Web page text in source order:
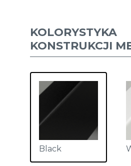
KOLORYSTYKA
KONSTRUKCJI
Black